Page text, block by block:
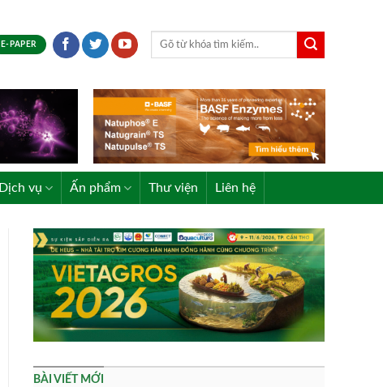
E-PAPER
Dịch vụ Ấn phẩm Thư viện Liên hệ
BÀI VIẾT MỚI